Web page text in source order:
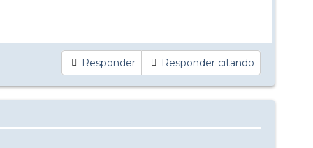
Responder Responder citando